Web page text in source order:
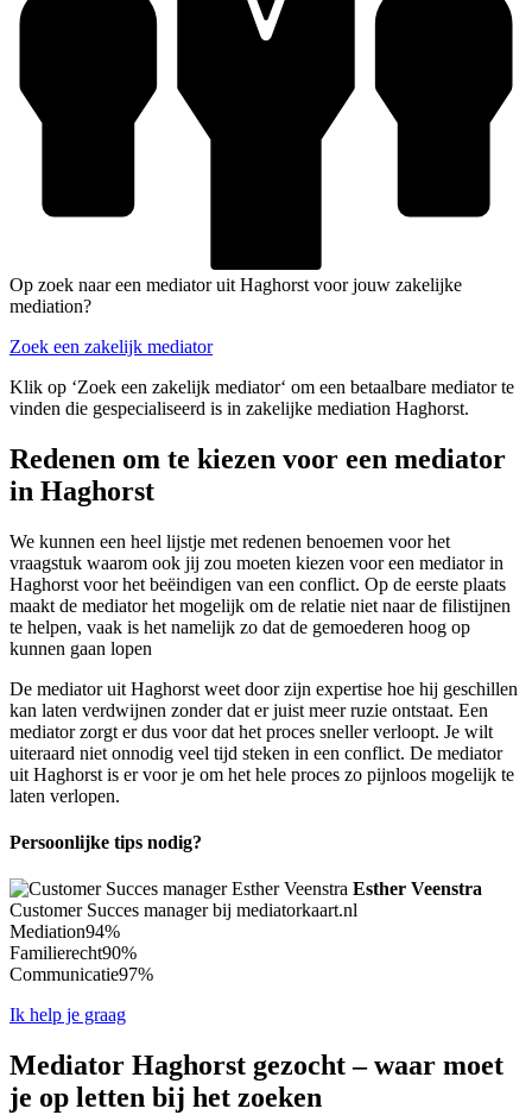
Op zoek naar een mediator uit Haghorst voor jouw zakelijke
mediation?
Zoek een zakelijk mediator
Klik op ‘Zoek een zakelijk mediator‘ om een betaalbare mediator te
vinden die gespecialiseerd is in zakelijke mediation Haghorst.
Redenen om te kiezen voor een mediator
in Haghorst
We kunnen een heel lijstje met redenen benoemen voor het
vraagstuk waarom ook jij zou moeten kiezen voor een mediator in
Haghorst voor het beëindigen van een conflict. Op de eerste plaats
maakt de mediator het mogelijk om de relatie niet naar de filistijnen
te helpen, vaak is het namelijk zo dat de gemoederen hoog op
kunnen gaan lopen
De mediator uit Haghorst weet door zijn expertise hoe hij geschillen
kan laten verdwijnen zonder dat er juist meer ruzie ontstaat. Een
mediator zorgt er dus voor dat het proces sneller verloopt. Je wilt
uiteraard niet onnodig veel tijd steken in een conflict. De mediator
uit Haghorst is er voor je om het hele proces zo pijnloos mogelijk te
laten verlopen.
Persoonlijke tips nodig?
Esther Veenstra
Customer Succes manager bij mediatorkaart.nl
Mediation94%
Familierecht90%
Communicatie97%
Ik help je graag
Mediator Haghorst gezocht – waar moet
je op letten bij het zoeken